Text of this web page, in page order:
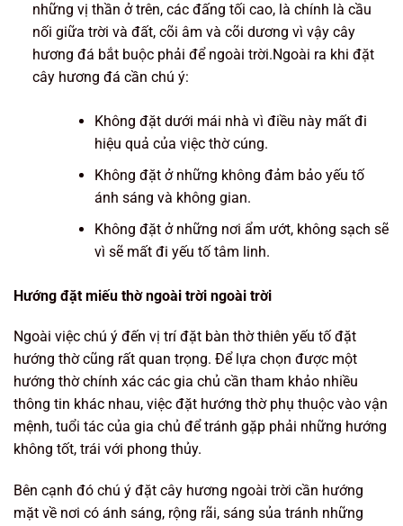
những vị thần ở trên, các đấng tối cao, là chính là cầu
nối giữa trời và đất, cõi âm và cõi dương vì vậy cây
hương đá bắt buộc phải để ngoài trời.Ngoài ra khi đặt
cây hương đá cần chú ý:
Không đặt dưới mái nhà vì điều này mất đi
hiệu quả của việc thờ cúng.
Không đặt ở những không đảm bảo yếu tố
ánh sáng và không gian.
Không đặt ở những nơi ẩm ướt, không sạch sẽ
vì sẽ mất đi yếu tố tâm linh.
Hướng đặt miếu thờ ngoài trời ngoài trời
Ngoài việc chú ý đến vị trí đặt bàn thờ thiên yếu tố đặt
hướng thờ cũng rất quan trọng. Để lựa chọn được một
hướng thờ chính xác các gia chủ cần tham khảo nhiều
thông tin khác nhau, việc đặt hướng thờ phụ thuộc vào vận
mệnh, tuổi tác của gia chủ để tránh gặp phải những hướng
không tốt, trái với phong thủy.
Bên cạnh đó chú ý đặt cây hương ngoài trời cần hướng
mặt về nơi có ánh sáng, rộng rãi, sáng sủa tránh những